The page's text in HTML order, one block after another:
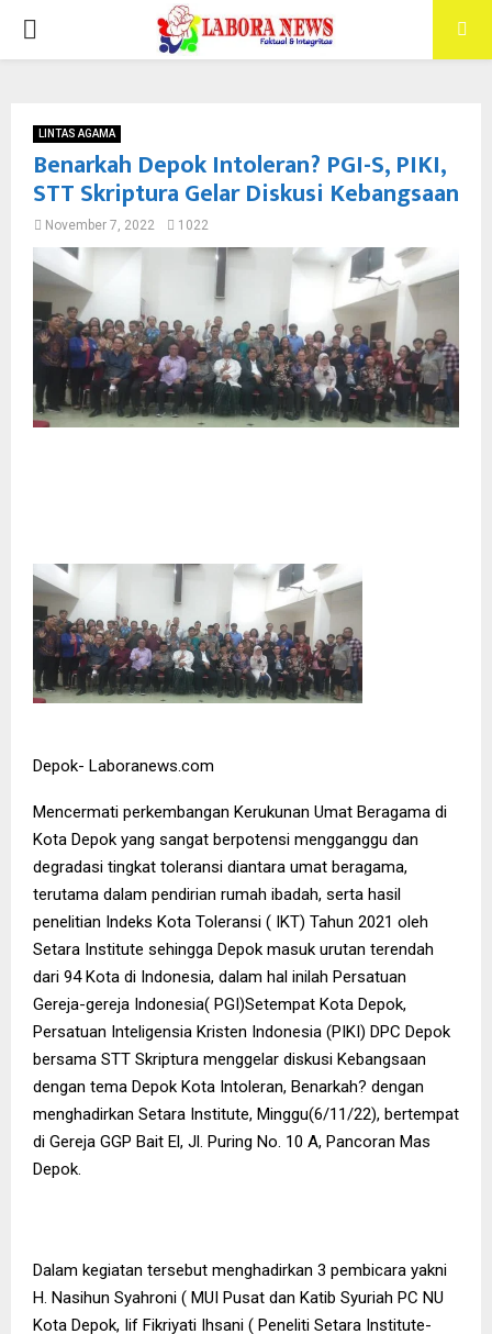
PRIMARY
LINTAS AGAMA
Benarkah Depok Intoleran? PGI-S, PIKI,
STT Skriptura Gelar Diskusi Kebangsaan
November 7, 2022 1022
Depok- Laboranews.com
Mencermati perkembangan Kerukunan Umat Beragama di
Kota Depok yang sangat berpotensi mengganggu dan
degradasi tingkat toleransi diantara umat beragama,
terutama dalam pendirian rumah ibadah, serta hasil
penelitian Indeks Kota Toleransi ( IKT) Tahun 2021 oleh
Setara Institute sehingga Depok masuk urutan terendah
dari 94 Kota di Indonesia, dalam hal inilah Persatuan
Gereja-gereja Indonesia( PGI)Setempat Kota Depok,
Persatuan Inteligensia Kristen Indonesia (PIKI) DPC Depok
bersama STT Skriptura menggelar diskusi Kebangsaan
dengan tema Depok Kota Intoleran, Benarkah? dengan
menghadirkan Setara Institute, Minggu(6/11/22), bertempat
di Gereja GGP Bait El, Jl. Puring No. 10 A, Pancoran Mas
Depok.
Dalam kegiatan tersebut menghadirkan 3 pembicara yakni
H. Nasihun Syahroni ( MUI Pusat dan Katib Syuriah PC NU
Kota Depok, Iif Fikriyati Ihsani ( Peneliti Setara Institute-